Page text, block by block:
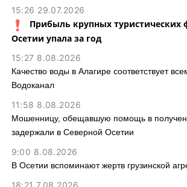
15:26 29.07.2026
Прибыль крупных туристических
Осетии упала за год
15:27 8.08.2026
Качество воды в Алагире соответствует
Водоканал
11:58 8.08.2026
Мошенницу, обещавшую помощь в
задержали в Северной Осетии
9:00 8.08.2026
В Осетии вспоминают жертв грузинской
18:21 7.08.2026